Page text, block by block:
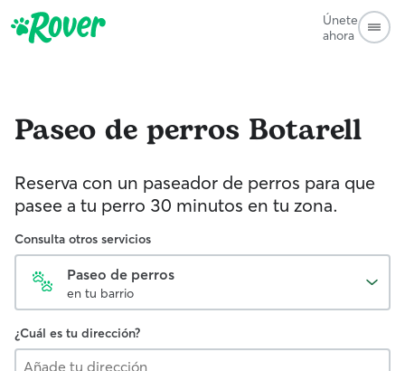
Únete
ahora
Paseo de perros Botarell
Reserva con un paseador de perros para que
pasee a tu perro 30 minutos en tu zona.
Consulta otros servicios
Paseo de perros
en tu barrio
¿Cuál es tu dirección?